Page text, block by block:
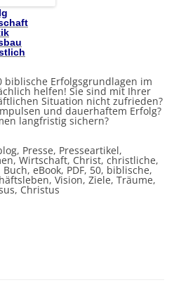
biblische Erfolgsgrundlagen im
helfen! Sie sind mit Ihrer
Situation nicht zufrieden?
und dauerhaftem Erfolg?
langfristig sichern?
Presse, Presseartikel,
Wirtschaft, Christ, christliche,
eBook, PDF, 50, biblische,
Vision, Ziele, Träume,
Christus